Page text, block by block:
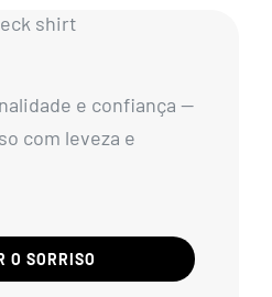
e confiança —
com leveza e
O SORRISO